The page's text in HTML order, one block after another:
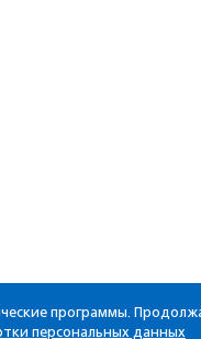
программы.
персональных данных